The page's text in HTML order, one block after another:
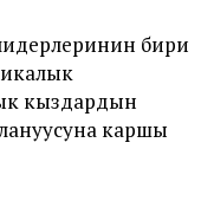
бири
кыздардын
каршы